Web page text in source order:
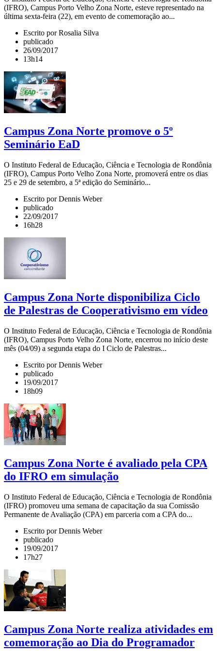
(IFRO), Campus Porto Velho Zona Norte, esteve representado na
última sexta-feira (22), em evento de comemoração ao...
Escrito por Rosalia Silva
publicado
26/09/2017
13h14
Campus Zona Norte promove o 5º
Seminário EaD
O Instituto Federal de Educação, Ciência e Tecnologia de Rondônia
(IFRO), Campus Porto Velho Zona Norte, promoverá entre os dias
25 e 29 de setembro, a 5ª edição do Seminário...
Escrito por Dennis Weber
publicado
22/09/2017
16h28
Campus Zona Norte disponibiliza Ciclo
de Palestras de Cooperativismo em vídeo
O Instituto Federal de Educação, Ciência e Tecnologia de Rondônia
(IFRO), Campus Porto Velho Zona Norte, encerrou no início deste
mês (04/09) a segunda etapa do I Ciclo de Palestras...
Escrito por Dennis Weber
publicado
19/09/2017
18h09
Campus Zona Norte é avaliado pela CPA
do IFRO em simulação
O Instituto Federal de Educação, Ciência e Tecnologia de Rondônia
(IFRO) promoveu uma semana de capacitação da sua Comissão
Permanente de Avaliação (CPA) em parceria com a CPA do...
Escrito por Dennis Weber
publicado
19/09/2017
17h27
Campus Zona Norte realiza atividades em
comemoração ao Dia do Programador